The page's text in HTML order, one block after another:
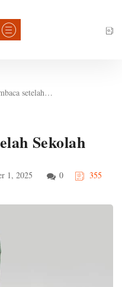
setelah…
Sekolah
1, 2025 0 355